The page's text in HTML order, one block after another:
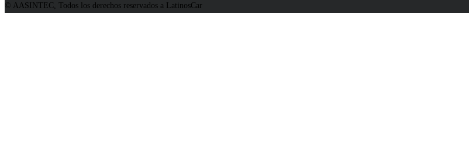
© AASINTEC, Todos los derechos reservados a LatinosCar